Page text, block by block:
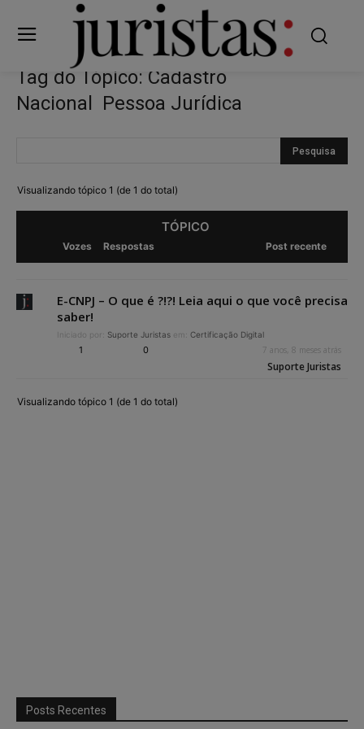
Tag do Tópico: Cadastro
Nacional Pessoa Jurídica
Visualizando tópico 1 (de 1 do total)
TÓPICO
Vozes Respostas Post recente
E-CNPJ – O que é ?!?! Leia aqui o que você precisa
saber!
Iniciado por: Suporte Juristas em: Certificação Digital
1 0 7 anos, 8 meses atrás
Suporte Juristas
Visualizando tópico 1 (de 1 do total)
Posts Recentes